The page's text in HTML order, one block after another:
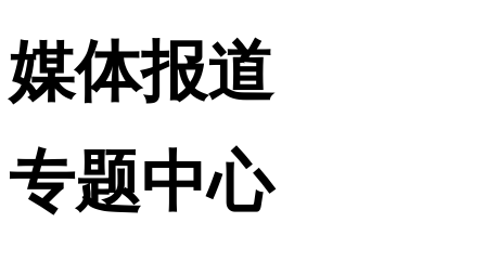
媒体报道
专题中心